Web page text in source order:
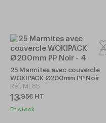
25 Marmites avec couvercle
WOKIPACK Ø200mm PP Noir
Réf. ML85
13,95€ HT
En stock